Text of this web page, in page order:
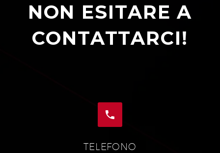
NON ESITARE A
CONTATTARCI!


TELEFONO